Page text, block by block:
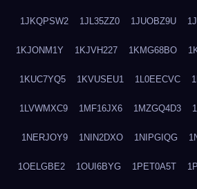
1JKQPSW2 1JL35ZZ0 1JUOBZ9U
1KJONM1Y 1KJVH227 1KMG68BO
1KUC7YQ5 1KVUSEU1 1L0EECVC
1LVWMXC9 1MF16JX6 1MZGQ4D3
1NERJOY9 1NIN2DXO 1NIPGIQG
1OELGBE2 1OUI6BYG 1PET0A5T